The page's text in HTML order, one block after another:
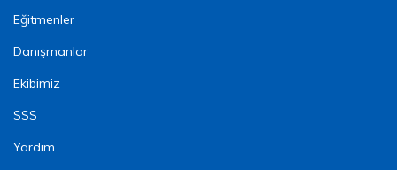
Eğitmenler
Danışmanlar
Ekibimiz
SSS
Yardım